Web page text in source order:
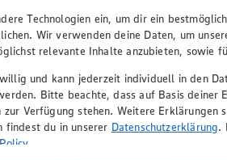
(Geschäftsführer), Ulf-U. Plath
Technologien ein, um dir ein
Wir verwenden deine Daten, um
relevante Inhalte anzubieten, sowie
und kann jederzeit individuell in den
Bitte beachte, dass auf Basis deiner
Verfügung stehen. Weitere Erklärungen
findest du in unserer Datenschutzerklärung.
.